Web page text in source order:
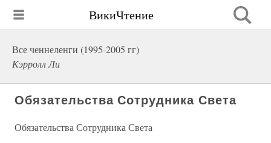
ВикиЧтение
Все ченнеленги (1995-2005 гг)
Кэрролл Ли
Обязательства Сотрудника Света
Обязательства Сотрудника Света